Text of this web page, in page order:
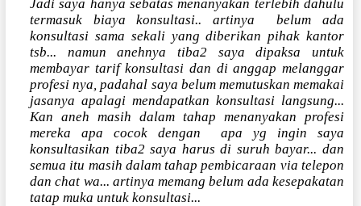
Jadi saya hanya sebatas menanyakan terlebih dahulu
termasuk biaya konsultasi.. artinya
belum ada
konsultasi sama sekali yang diberikan pihak kantor
tsb... namun anehnya tiba2 saya dipaksa untuk
membayar tarif konsultasi dan di anggap melanggar
profesi nya, padahal saya belum memutuskan memakai
jasanya apalagi mendapatkan konsultasi langsung...
Kan aneh masih dalam tahap menanyakan profesi
mereka apa cocok dengan
apa yg ingin saya
konsultasikan tiba2 saya harus di suruh bayar... dan
semua itu masih dalam tahap pembicaraan via telepon
dan chat wa... artinya memang belum ada kesepakatan
tatap muka untuk konsultasi...